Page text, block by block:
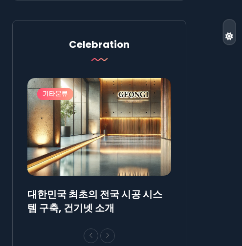
Celebration
기타분류
대한민국 최초의 전국 시공 시스
템 구축, 건기넷 소개